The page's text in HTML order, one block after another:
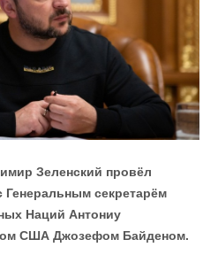
Зеленский провёл
секретарём
Наций Антониу
США Джозефом Байденом.